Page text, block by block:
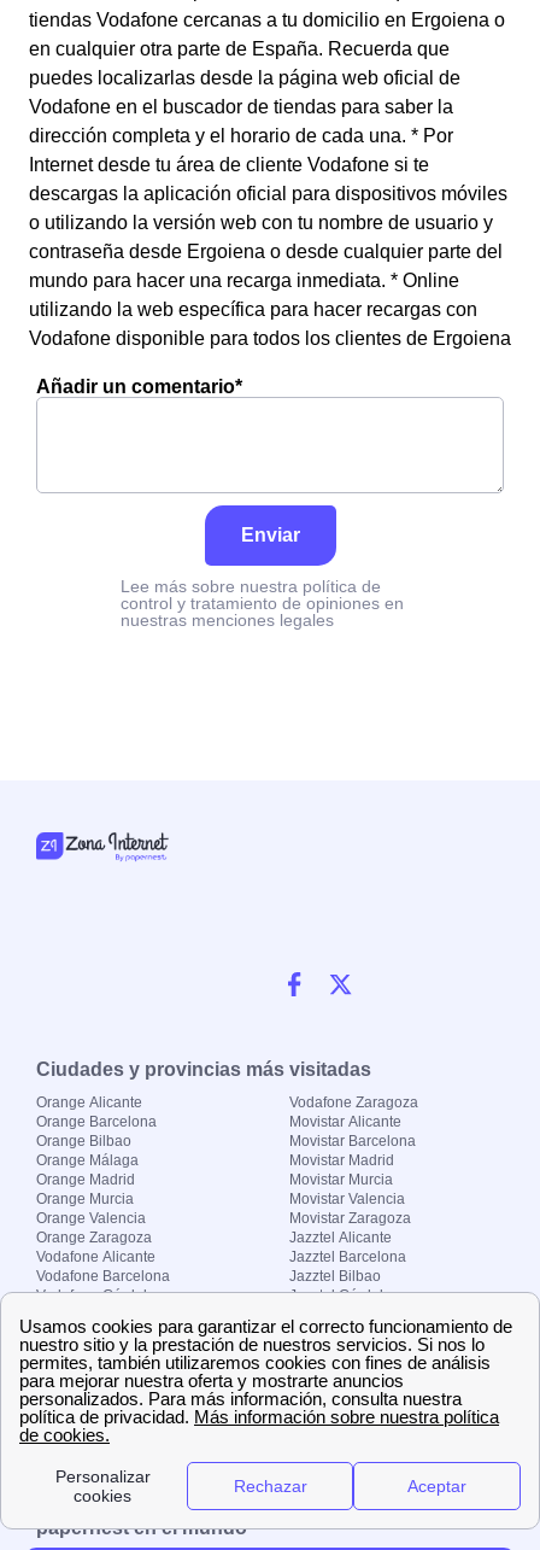
tiendas Vodafone cercanas a tu domicilio en Ergoiena o
en cualquier otra parte de España. Recuerda que
puedes localizarlas desde la página web oficial de
Vodafone en el buscador de tiendas para saber la
dirección completa y el horario de cada una. * Por
Internet desde tu área de cliente Vodafone si te
descargas la aplicación oficial para dispositivos móviles
o utilizando la versión web con tu nombre de usuario y
contraseña desde Ergoiena o desde cualquier parte del
mundo para hacer una recarga inmediata. * Online
utilizando la web específica para hacer recargas con
Vodafone disponible para todos los clientes de Ergoiena
Añadir un comentario*
Enviar
Lee más sobre nuestra política de
control y tratamiento de opiniones en
nuestras menciones legales
Ciudades y provincias más visitadas
Orange Alicante
Orange Barcelona
Orange Bilbao
Orange Málaga
Orange Madrid
Orange Murcia
Orange Valencia
Orange Zaragoza
Vodafone Alicante
Vodafone Barcelona
Vodafone Córdoba
Vodafone Madrid
Vodafone Murcia
Vodafone Valencia
Vodafone Zaragoza
Movistar Alicante
Movistar Barcelona
Movistar Madrid
Movistar Murcia
Movistar Valencia
Movistar Zaragoza
Jazztel Alicante
Jazztel Barcelona
Jazztel Bilbao
Jazztel Córdoba
Jazztel Málaga
Jazztel Valencia
Jazztel Zaragoza
Sobre Zona-internet.com
¿Quiénes somos?
El grupo papernest
Aviso legal Nuestras ofertas de trabajo
papernest en el mundo